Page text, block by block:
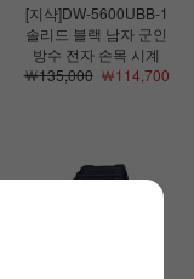
[지샥]DW-5600UBB-1
솔리드 블랙 남자 군인
방수 전자 손목 시계
￦135,000￦114,700